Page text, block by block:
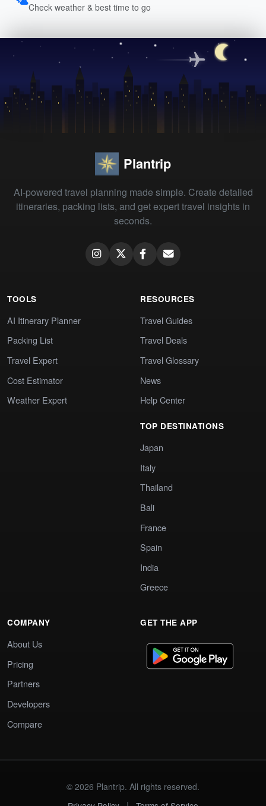
Check weather & best time to go
Plantrip
AI-powered travel planning made simple. Create detailed
itineraries, packing lists, and get expert travel insights in
seconds.
TOOLS
AI Itinerary Planner
Packing List
Travel Expert
Cost Estimator
Weather Expert
RESOURCES
Travel Guides
Travel Deals
Travel Glossary
News
Help Center
TOP DESTINATIONS
Japan
Italy
Thailand
Bali
France
Spain
India
Greece
COMPANY
About Us
Pricing
Partners
Developers
Compare
GET THE APP
© 2026 Plantrip. All rights reserved.